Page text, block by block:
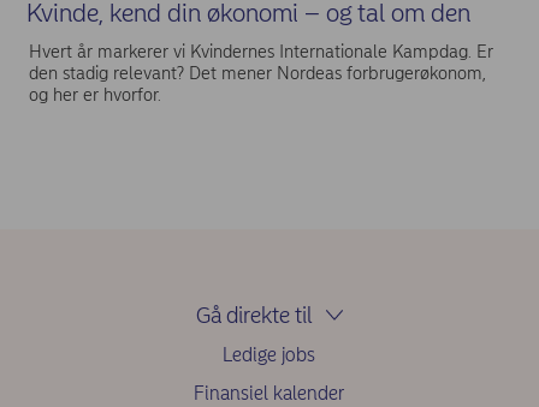
Kvinde, kend din økonomi – og tal om den
Hvert år markerer vi Kvindernes Internationale Kampdag. Er
den stadig relevant? Det mener Nordeas forbrugerøkonom,
og her er hvorfor.
Gå direkte til
Ledige jobs
Finansiel kalender